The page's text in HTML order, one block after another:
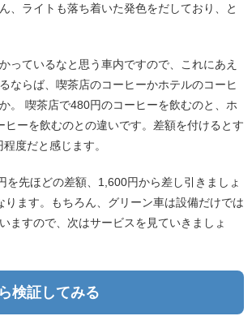
、ライトも落ち着いた発色をだしており、と
っているなと思う車内ですので、これにあえ
ならば、喫茶店のコーヒーかホテルのコーヒ
。 喫茶店で480円のコーヒーを飲むのと、ホ
ヒーを飲むのとの違いです。差額を付けるとす
度だと感じます。
を先ほどの差額、1,600円から差し引きましょ
ります。もちろん、グリーン車は設備だけでは
ますので、次はサービスを見ていきましょ
検証してみる